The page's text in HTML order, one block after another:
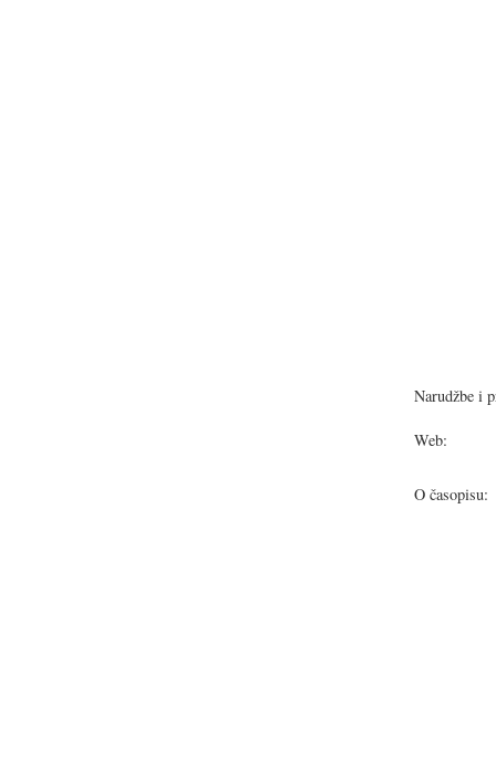
Narudžbe i
Web:
O časopisu: